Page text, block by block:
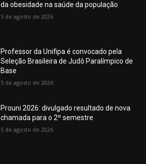
da obesidade na saúde da população
5 de agosto de 2026
Professor da Unifipa é convocado pela
Seleção Brasileira de Judô Paralímpico de
Base
5 de agosto de 2026
Prouni 2026: divulgado resultado de nova
chamada para o 2º semestre
5 de agosto de 2026